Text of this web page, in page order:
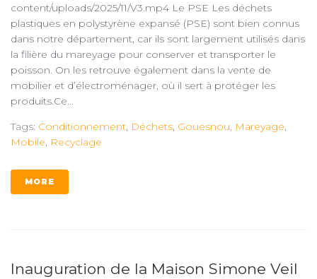
content/uploads/2025/11/V3.mp4 Le PSE Les déchets
plastiques en polystyrène expansé (PSE) sont bien connus
dans notre département, car ils sont largement utilisés dans
la filière du mareyage pour conserver et transporter le
poisson. On les retrouve également dans la vente de
mobilier et d’électroménager, où il sert à protéger les
produits.Ce...
Tags: Conditionnement, Déchets, Gouesnou, Mareyage,
Mobile, Recyclage
MORE
Inauguration de la Maison Simone Veil